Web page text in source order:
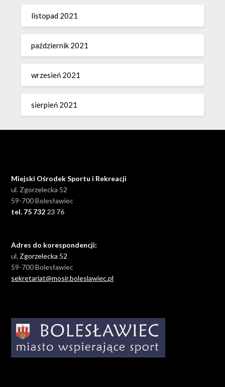
listopad 2021
październik 2021
wrzesień 2021
sierpień 2021
Miejski Ośrodek Sportu i Rekreacji
ul. Zgorzelecka 52
59-700 Bolesławiec
tel. 75 732 23 76
Adres do korespondencji:
ul. Zgorzelecka 52
59-700 Bolesławiec
sekretariat@mosir.boleslawiec.pl